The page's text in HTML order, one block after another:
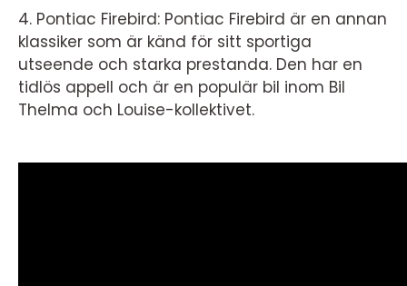
4. Pontiac Firebird: Pontiac Firebird är en annan
klassiker som är känd för sitt sportiga
utseende och starka prestanda. Den har en
tidlös appell och är en populär bil inom Bil
Thelma och Louise-kollektivet.